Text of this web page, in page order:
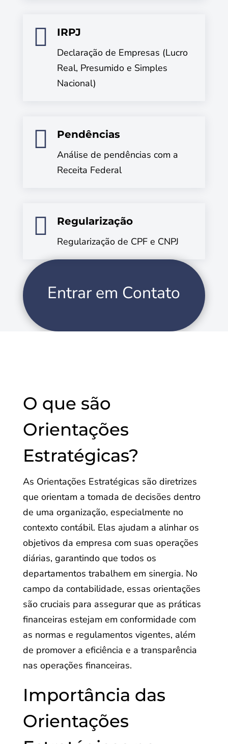

IRPJ
Declaração de Empresas (Lucro
Real, Presumido e Simples
Nacional)

Pendências
Análise de pendências com a
Receita Federal

Regularização
Regularização de CPF e CNPJ
Entrar em Contato
O que são
Orientações
Estratégicas?
As Orientações Estratégicas são diretrizes
que orientam a tomada de decisões dentro
de uma organização, especialmente no
contexto contábil. Elas ajudam a alinhar os
objetivos da empresa com suas operações
diárias, garantindo que todos os
departamentos trabalhem em sinergia. No
campo da contabilidade, essas orientações
são cruciais para assegurar que as práticas
financeiras estejam em conformidade com
as normas e regulamentos vigentes, além
de promover a eficiência e a transparência
nas operações financeiras.
Importância das
Orientações